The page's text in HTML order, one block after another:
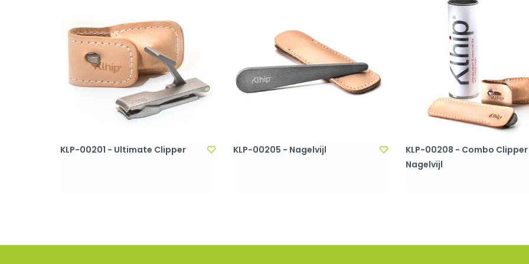
KLP-00201 - Ultimate Clipper KLP-00205 - Nagelvijl
KLP-00208 - Combo Clipper
Nagelvijl